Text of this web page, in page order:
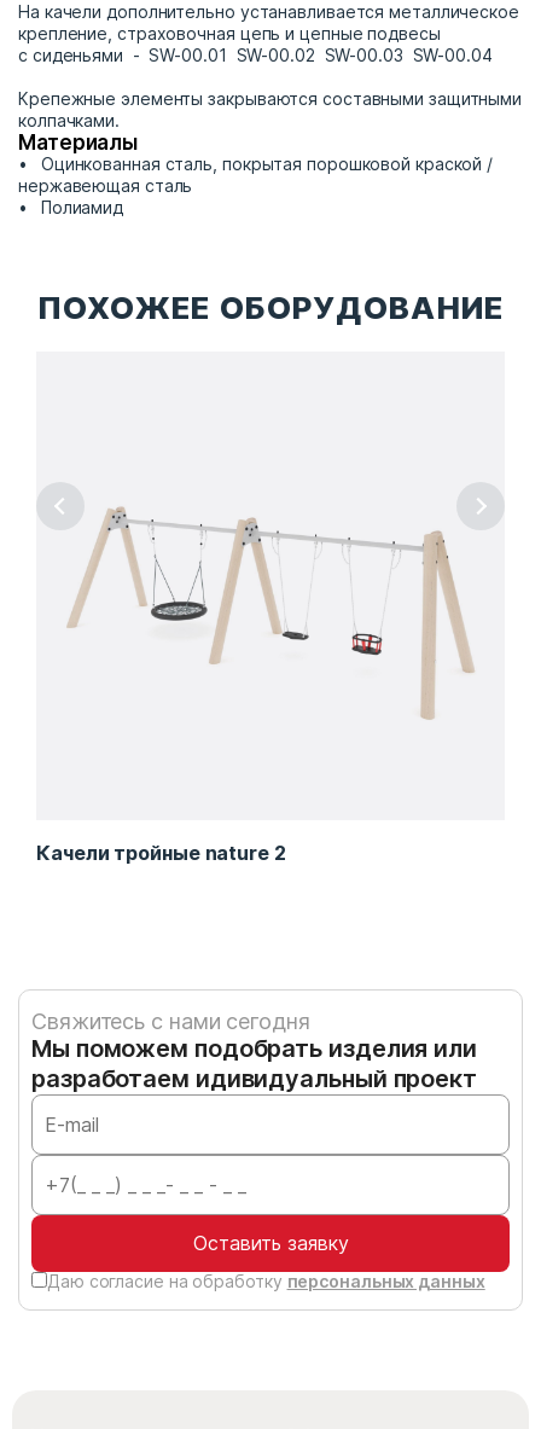
На качели дополнительно устанавливается металлическое
крепление, страховочная цепь и цепные подвесы
с сиденьями - SW-00.01 SW-00.02 SW-00.03 SW-00.04
Крепежные элементы закрываются составными защитными
колпачками.
Материалы
Оцинкованная сталь, покрытая порошковой краской /
нержавеющая сталь
Полиамид
ПОХОЖЕЕ ОБОРУДОВАНИЕ
Качели тройные nature 2
Свяжитесь с нами сегодня
Мы поможем подобрать изделия или
разработаем идивидуальный проект
Оставить заявку
Даю согласие на обработку персональных данных